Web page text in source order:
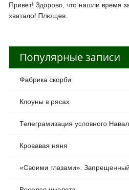
Привет! Здорово, что нашли время
хватало! Плющев.
Популярные записи
Фабрика скорби
Клоуны в рясах
Телеграмизация условного
Кровавая няня
«Своими глазами».